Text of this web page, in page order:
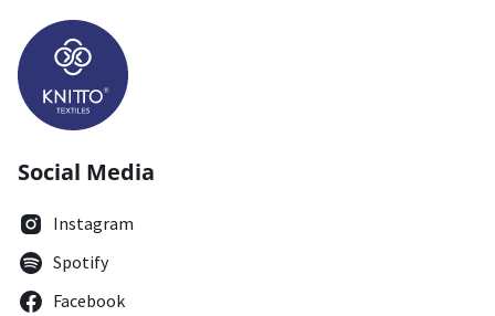
Social Media
Instagram
Spotify
Facebook